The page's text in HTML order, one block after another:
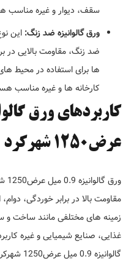
سقف، دیوار و غیره مناسب
ورق گالوانیزه ضد زنگ: این
ضد زنگ، مقاومت بالایی در
ها برای استفاده در محیط
کارخانه ها و غیره مناسب
عرض1250 شهرکرد
مقاومت بالا در برابر خوردگی،
زمینه های مختلفی مانند ساخت و
غذایی، صنایع شیمیایی و غیره
گالوانیزه 0.9 میل عرض1250 شهرکرد می توان به موارد زیر اشاره کرد: